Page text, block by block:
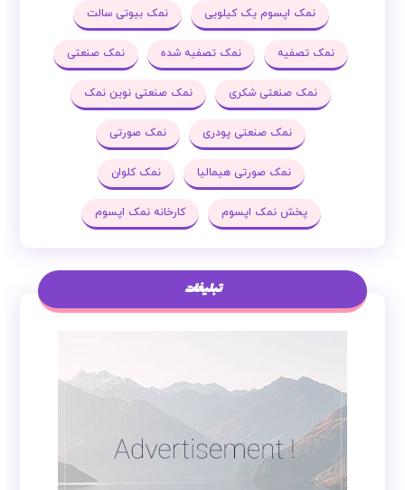
نمک اپسوم یک کیلویی نمک بیوتی سالت
نمک تصفیه نمک تصفیه شده نمک صنعتی
نمک صنعتی شکری نمک صنعتی نوین نمک
نمک صنعتی پودری نمک صورتی
نمک صورتی هیمالیا نمک کلوان
پخش نمک اپسوم کارخانه نمک اپسوم
تبلیغات